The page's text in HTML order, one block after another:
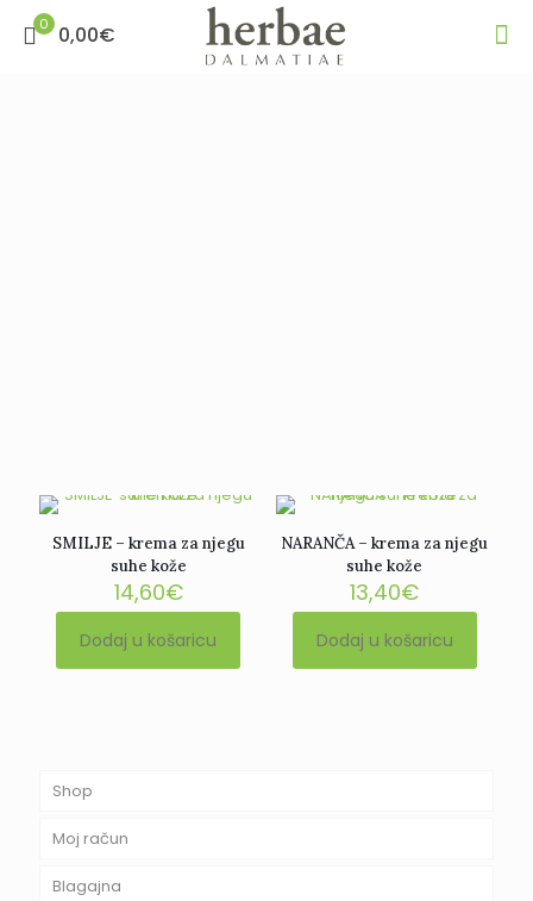
0 0,00€
SMILJE – krema za njegu
suhe kože
14,60€
Dodaj u košaricu
NARANČA – krema za njegu
suhe kože
13,40€
Dodaj u košaricu
Shop
Moj račun
Blagajna